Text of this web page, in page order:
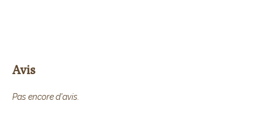
Avis
Pas encore d'avis.